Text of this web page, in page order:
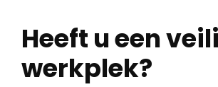
Heeft u een
werkplek?